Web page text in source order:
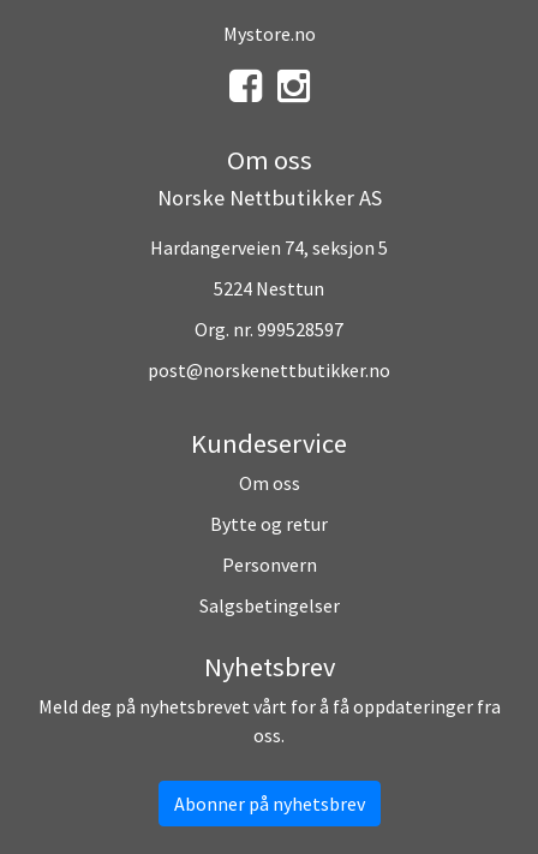
Mystore.no
Om oss
Norske Nettbutikker AS
Hardangerveien 74, seksjon 5
5224 Nesttun
Org. nr. 999528597
post@norskenettbutikker.no
Kundeservice
Om oss
Bytte og retur
Personvern
Salgsbetingelser
Nyhetsbrev
Meld deg på nyhetsbrevet vårt for å få oppdateringer fra
oss.
Abonner på nyhetsbrev